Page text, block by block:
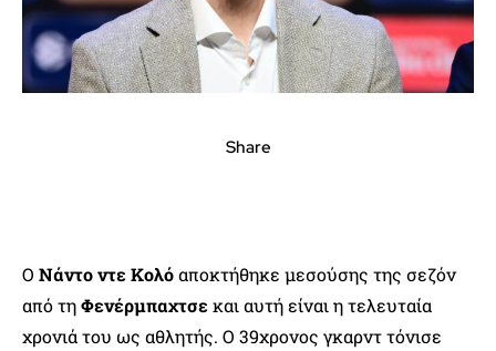
Share
Ο Νάντο ντε Κολόαποκτήθηκε μεσούσης της σεζόν
από τηΦενέρμπαχτσεκαι αυτή είναι η τελευταία
χρονιά του ως αθλητής. Ο 39χρονος γκαρντ τόνισε